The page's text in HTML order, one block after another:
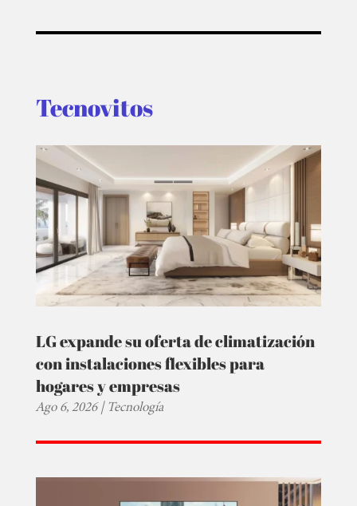
Tecnovitos
LG expande su oferta de climatización
con instalaciones flexibles para
hogares y empresas
Ago 6, 2026|Tecnología